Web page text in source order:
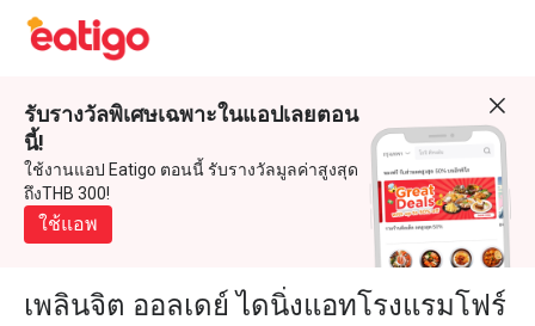
รับรางวัลพิเศษเฉพาะในแอปเลยตอน
นี้!
ใช้งานแอป Eatigo ตอนนี้ รับรางวัลมูลค่าสูงสุด
ถึงTHB 300!
ใช้แอพ
เพลินจิต ออลเดย์ ไดนิ่งแอทโรงแรมโฟร์